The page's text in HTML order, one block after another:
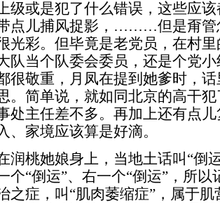
级或是犯了什么错误，这些应该
点儿捕风捉影，………但是甭管
光彩。但毕竟是老党员，在村里
队当个队委会委员，还是个党
很敬重，月凤在提到她爹时，
。简单说，就如同北京的高干
处主任差不多。再加上还有点
、家境应该算是好滴。
润桃她娘身上，当地土话叫“倒
个“倒运”、右一个“倒运”，所
之症，叫“肌肉萎缩症”，属于肌